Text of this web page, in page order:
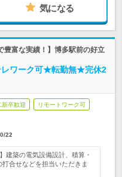
気になる
豊富な実績！】博多駅前の好立
レワーク可★転勤無★完休2
新卒歓迎 リモートワーク可
22
建築の電気設備設計、積算・
合せなどを担当いただきま